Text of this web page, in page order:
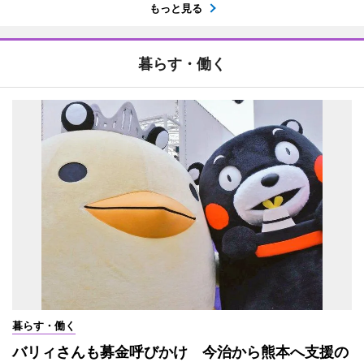
もっと見る
暮らす・働く
暮らす・働く
バリィさんも募金呼びかけ 今治から熊本へ支援の